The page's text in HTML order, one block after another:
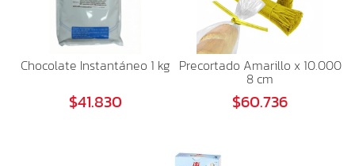
Chocolate Instantáneo 1 kg
$41.830
Precortado Amarillo x 10.000
8 cm
$60.736